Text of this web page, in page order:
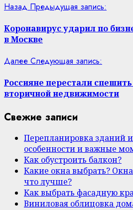
Назад Предыдущая запись:
Коронавирус ударил по
в Москве
Далее Следующая запись:
Россияне перестали
вторичной недвижимости
Свежие записи
Перепланировка зданий
особенности и важные
Как обустроить балкон?
Какие окна выбрать?
что лучше?
Как выбрать фасадную
Виниловая облицовка